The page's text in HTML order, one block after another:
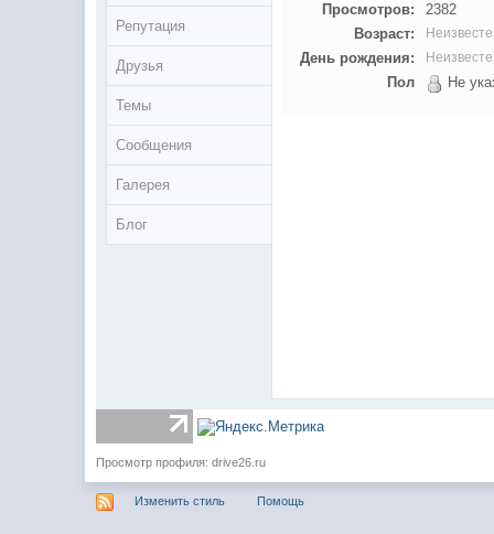
Репутация
Друзья
Темы
Сообщения
Галерея
Блог
Просмотров:
2382
Возраст:
День рождения:
Пол Не
Просмотр профиля: drive26.ru
Изменить стиль Помощь